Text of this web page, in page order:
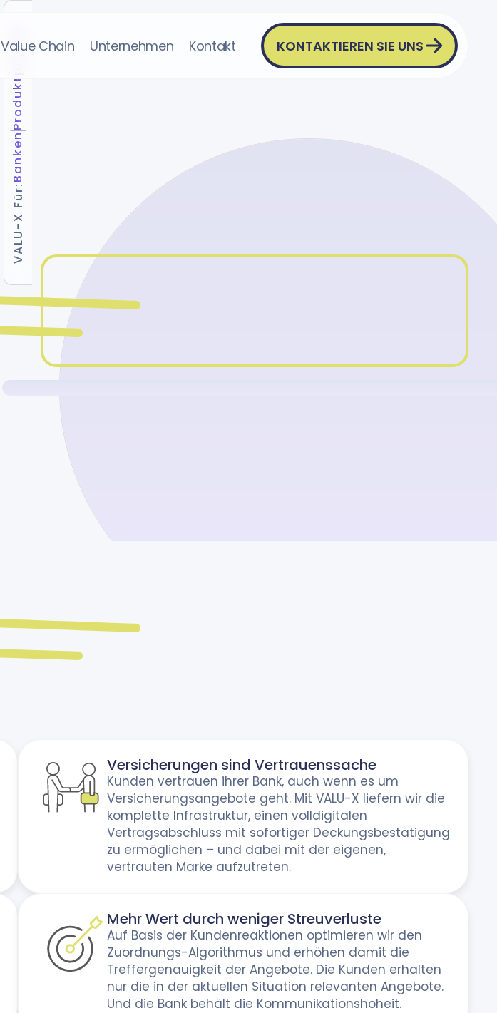
Value Chain Unternehmen Kontakt KONTAKTIEREN SIE UNS
Versicherungen sind Vertrauenssache
Kunden vertrauen ihrer Bank, auch wenn es um
Versicherungsangebote geht. Mit VALU-X liefern wir die
komplette Infrastruktur, einen volldigitalen
Vertragsabschluss mit sofortiger Deckungsbestätigung
zu ermöglichen – und dabei mit der eigenen,
vertrauten Marke aufzutreten.
Mehr Wert durch weniger Streuverluste
Auf Basis der Kundenreaktionen optimieren wir den
Zuordnungs-Algorithmus und erhöhen damit die
Treffergenauigkeit der Angebote. Die Kunden erhalten
nur die in der aktuellen Situation relevanten Angebote.
Und die Bank behält die Kommunikationshoheit.
VALU-X Für:
Banken
Produktpartner